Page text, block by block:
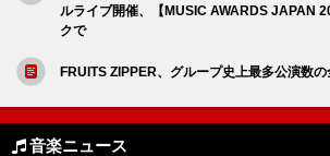
ルライブ開催、【MUSIC AWARDS JAPAN
クで
FRUITS ZIPPER、グループ史上最多公演数
音楽ニュース